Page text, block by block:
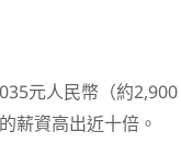
元人民幣（約2,900
薪資高出近十倍。